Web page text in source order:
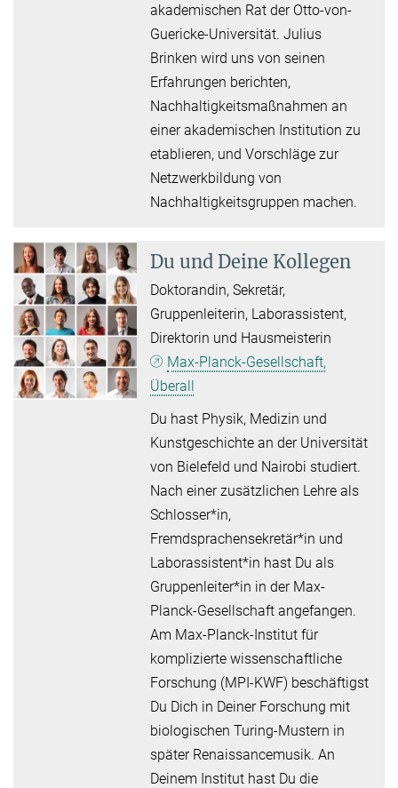
akademischen Rat der Otto-von-
Guericke-Universität. Julius
Brinken wird uns von seinen
Erfahrungen berichten,
Nachhaltigkeitsmaßnahmen an
einer akademischen Institution zu
etablieren, und Vorschläge zur
Netzwerkbildung von
Nachhaltigkeitsgruppen machen.
Du und Deine Kollegen
Doktorandin, Sekretär,
Gruppenleiterin, Laborassistent,
Direktorin und Hausmeisterin
Max-Planck-Gesellschaft,
Überall
Du hast Physik, Medizin und
Kunstgeschichte an der Universität
von Bielefeld und Nairobi studiert.
Nach einer zusätzlichen Lehre als
Schlosser*in,
Fremdsprachensekretär*in und
Laborassistent*in hast Du als
Gruppenleiter*in in der Max-
Planck-Gesellschaft angefangen.
Am Max-Planck-Institut für
komplizierte wissenschaftliche
Forschung (MPI-KWF) beschäftigst
Du Dich in Deiner Forschung mit
biologischen Turing-Mustern in
später Renaissancemusik. An
Deinem Institut hast Du die